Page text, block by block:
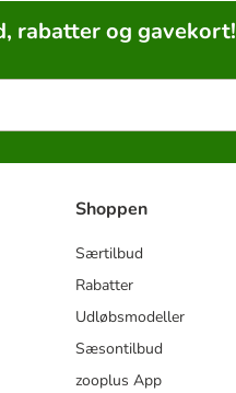
rabatter og gavekort!
Shoppen
Særtilbud
Rabatter
Udløbsmodeller
Sæsontilbud
zooplus App